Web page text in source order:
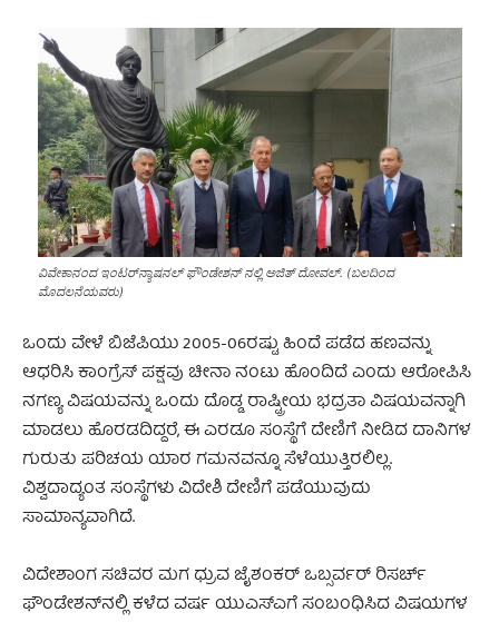
ವಿವೇಕಾನಂದ ಇಂಟರ್‌ನ್ಯಾಷನಲ್ ಫೌಂಡೇಶನ್ ನಲ್ಲಿ ಅಜಿತ್ ದೋವಲ್. (ಬಲದಿಂದ
ಮೊದಲನೆಯವರು)
ಒಂದು ವೇಳೆ ಬಿಜೆಪಿಯು 2005-06ರಷ್ಟು ಹಿಂದೆ ಪಡೆದ ಹಣವನ್ನು
ಆಧರಿಸಿ ಕಾಂಗ್ರೆಸ್ ಪಕ್ಷವು ಚೀನಾ ನಂಟು ಹೊಂದಿದೆ ಎಂದು ಆರೋಪಿಸಿ
ನಗಣ್ಯ ವಿಷಯವನ್ನು ಒಂದು ದೊಡ್ಡ ರಾಷ್ಟ್ರೀಯ ಭದ್ರತಾ ವಿಷಯವನ್ನಾಗಿ
ಮಾಡಲು ಹೊರಡದಿದ್ದರೆ, ಈ ಎರಡೂ ಸಂಸ್ಥೆಗೆ ದೇಣಿಗೆ ನೀಡಿದ ದಾನಿಗಳ
ಗುರುತು ಪರಿಚಯ ಯಾರ ಗಮನವನ್ನೂ ಸೆಳೆಯುತ್ತಿರಲಿಲ್ಲ.
ವಿಶ್ವದಾದ್ಯಂತ ಸಂಸ್ಥೆಗಳು ವಿದೇಶಿ ದೇಣಿಗೆ ಪಡೆಯುವುದು
ಸಾಮಾನ್ಯವಾಗಿದೆ.
ವಿದೇಶಾಂಗ ಸಚಿವರ ಮಗ ಧ್ರುವ ಜೈಶಂಕರ್ ಒಬ್ಸರ್ವರ್ ರಿಸರ್ಚ್
ಫೌಂಡೇಶನ್‌ನಲ್ಲಿ ಕಳೆದ ವರ್ಷ ಯುಎಸ್‌ಎಗೆ ಸಂಬಂಧಿಸಿದ ವಿಷಯಗಳ